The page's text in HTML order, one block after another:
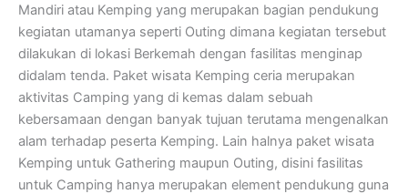
Mandiri atau Kemping yang merupakan bagian pendukung
kegiatan utamanya seperti Outing dimana kegiatan tersebut
dilakukan di lokasi Berkemah dengan fasilitas menginap
didalam tenda. Paket wisata Kemping ceria merupakan
aktivitas Camping yang di kemas dalam sebuah
kebersamaan dengan banyak tujuan terutama mengenalkan
alam terhadap peserta Kemping. Lain halnya paket wisata
Kemping untuk Gathering maupun Outing, disini fasilitas
untuk Camping hanya merupakan element pendukung guna